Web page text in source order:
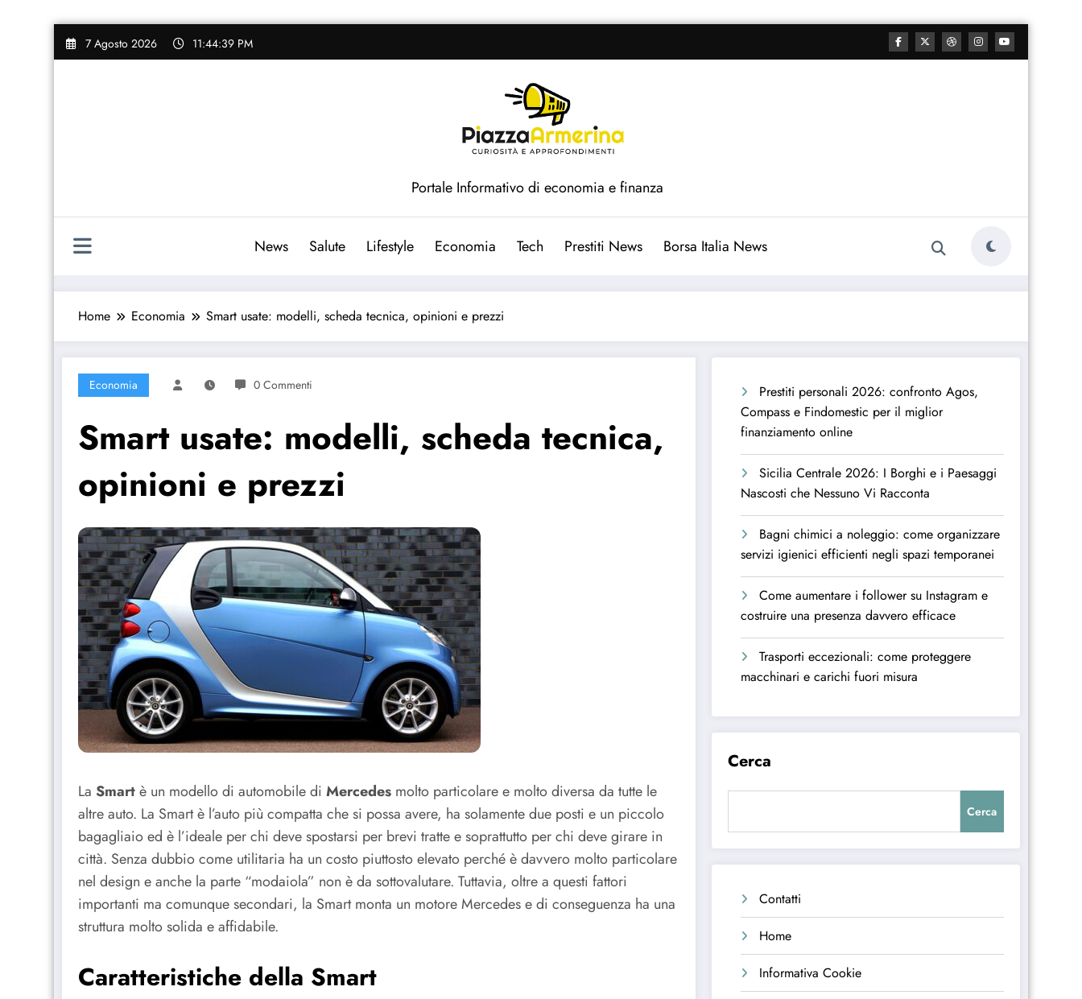
Vai
7 Agosto 2026 11:44:40 PM
Portale Informativo di economia e finanza
News Salute Lifestyle Economia Tech Prestiti News Borsa Italia News
Home Economia Smart usate: modelli, scheda tecnica, opinioni e prezzi
Economia 0 Commenti
Smart usate: modelli, scheda tecnica,
opinioni e prezzi
La Smartè un modello di automobile di Mercedes molto particolare e molto diversa da tutte le
altre auto. La Smart è l’auto più compatta che si possa avere, ha solamente due posti e un piccolo
bagagliaio ed è l’ideale per chi deve spostarsi per brevi tratte e soprattutto per chi deve girare in
città. Senza dubbio come utilitaria ha un costo piuttosto elevato perché è davvero molto particolare
nel design e anche la parte “modaiola” non è da sottovalutare. Tuttavia, oltre a questi fattori
importanti ma comunque secondari, la Smart monta un motore Mercedes e di conseguenza ha una
struttura molto solida e affidabile.
Caratteristiche della Smart
Prestiti personali 2026: confronto Agos,
Compass e Findomestic per il miglior
finanziamento online
Sicilia Centrale 2026: I Borghi e i Paesaggi
Nascosti che Nessuno Vi Racconta
Bagni chimici a noleggio: come organizzare
servizi igienici efficienti negli spazi temporanei
Come aumentare i follower su Instagram e
costruire una presenza davvero efficace
Trasporti eccezionali: come proteggere
macchinari e carichi fuori misura
Cerca
Cerca
Contatti
Home
Informativa Cookie